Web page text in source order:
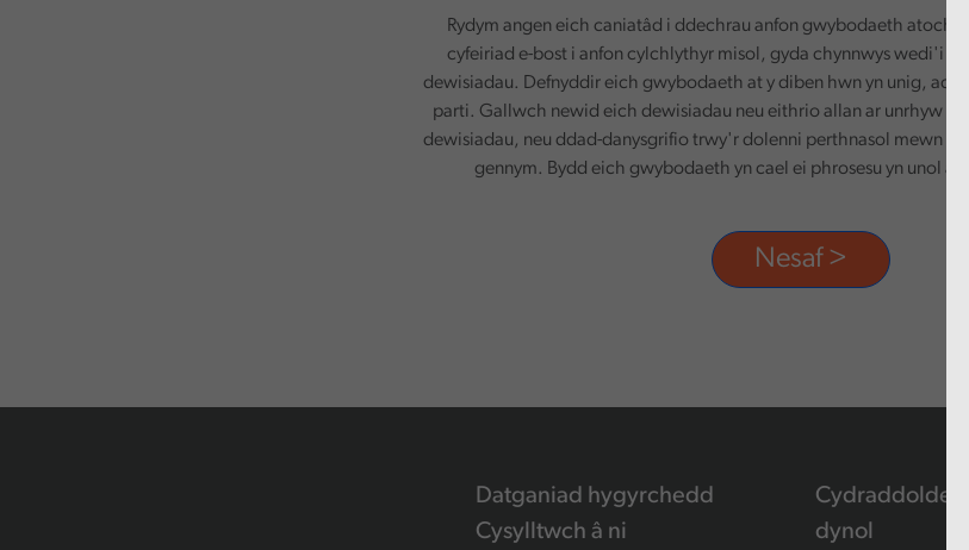
Rydym angen eich caniatâd i ddechrau anfon gwybodaeth atoch.
cyfeiriad e-bost i anfon cylchlythyr misol, gyda chynnwys wedi'i
dewisiadau. Defnyddir eich gwybodaeth at y diben hwn yn unig, ac ni
parti. Gallwch newid eich dewisiadau neu eithrio allan ar unrhyw
dewisiadau, neu ddad-danysgrifio trwy'r dolenni perthnasol mewn
gennym. Bydd eich gwybodaeth yn cael ei phrosesu yn unol
Datganiad hygyrchedd
Cysylltwch â ni
Cydraddoldeb
dynol